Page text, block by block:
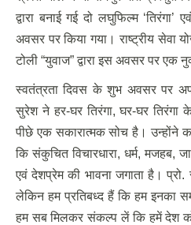
द्वारा बनाई गई दो लघुफिल्म ‘तिरंगा’
अवसर पर किया गया। राष्ट्रीय सेवा
टोली “युवाज” द्वारा इस अवसर पर एक
स्वतंत्रता दिवस के शुभ अवसर पर
सुरेश ने हर-घर तिरंगा, घर-घर
पीछे एक सकारात्मक सोच है। उन्होंने
कि संकुचित विचारधारा, धर्म,
एवं देशप्रेम की भावना जगाता है।
लेकिन हम प्रतिबध्द हैं कि हम इनका
हम सब मिलकर संकल्प लें कि हमें देश